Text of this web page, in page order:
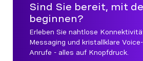
Sind Sie bereit, mit
beginnen?
Erleben Sie nahtlose
Messaging und kristallklare Voice-
Anrufe - alles auf Knopfdruck.